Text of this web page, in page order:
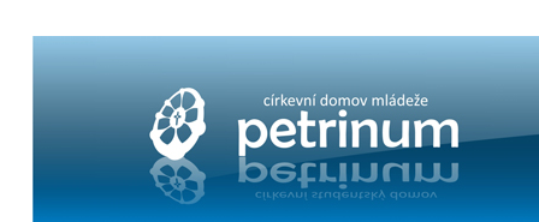
Den církevních škol | cdm Petrinum